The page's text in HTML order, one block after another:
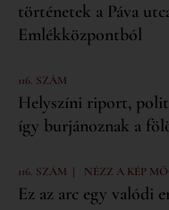
történetek a Páva
Emlékközpontból
116. SZÁM
Helyszíni riport,
így burjánoznak a
116. SZÁM | NÉZZ A KÉP
Ez az arc egy valódi